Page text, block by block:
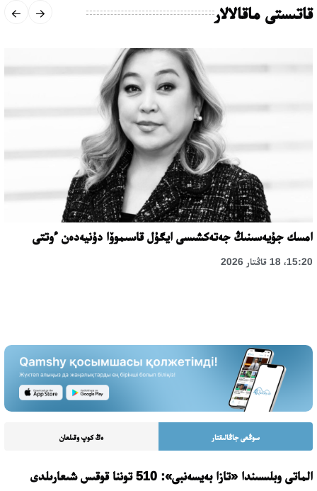
قاتىستى ماقالالار
امسك جۇيەسىنىڭ جەتەكشىسى ايگۇل قاسىموۆا دۇنيەدەن ءوتتى
15:20، 18 قاڭتار 2026
سوڭعى جاڭالىقتار ەڭ كوپ وقىلعان
الماتى وبلىسىندا «تازا بەيسەنبى»: 510 توننا قوقىس شىعارىلدى